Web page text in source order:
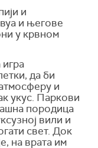
и
и његове
у крвном
да би
и
укус. Паркови
породица
вили и
свет. Док
на врата им